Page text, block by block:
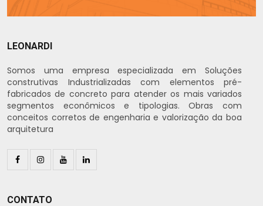
LEONARDI
Somos uma empresa especializada em Soluções
construtivas Industrializadas com elementos pré-
fabricados de concreto para atender os mais variados
segmentos econômicos e tipologias. Obras com
conceitos corretos de engenharia e valorização da boa
arquitetura
CONTATO